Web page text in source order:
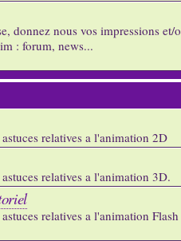
donnez nous vos impressions et/
: forum, news...
relatives a l'animation 2D
relatives a l'animation 3D.
relatives a l'animation